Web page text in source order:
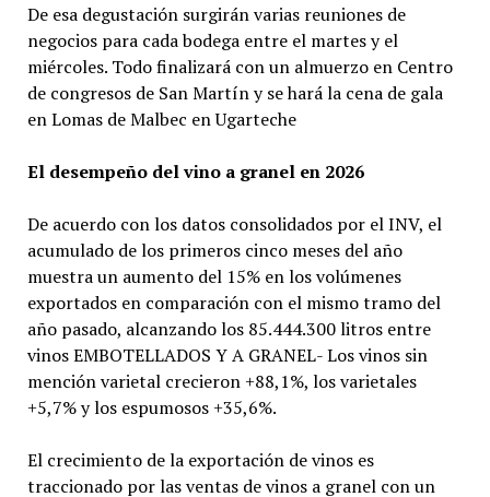
De esa degustación surgirán varias reuniones de
negocios para cada bodega entre el martes y el
miércoles. Todo finalizará con un almuerzo en Centro
de congresos de San Martín y se hará la cena de gala
en Lomas de Malbec en Ugarteche
El desempeño del vino a granel en 2026
De acuerdo con los datos consolidados por el INV, el
acumulado de los primeros cinco meses del año
muestra un aumento del 15% en los volúmenes
exportados en comparación con el mismo tramo del
año pasado, alcanzando los 85.444.300 litros entre
vinos EMBOTELLADOS Y A GRANEL- Los vinos sin
mención varietal crecieron +88,1%, los varietales
+5,7% y los espumosos +35,6%.
El crecimiento de la exportación de vinos es
traccionado por las ventas de vinos a granel con un